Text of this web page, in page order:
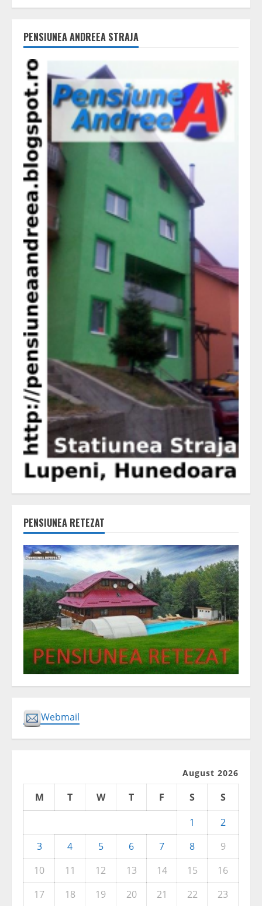
PENSIUNEA ANDREEA STRAJA
PENSIUNEA RETEZAT
Webmail
August 2026
M T W T F S
S
1
2
3
4 5 6 7 8
9
10
11 12 13 14 15
16
17
18 19 20 21 22
23